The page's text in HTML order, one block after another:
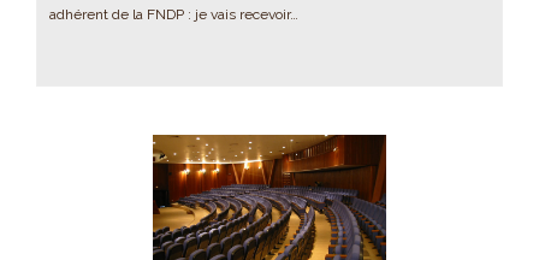
adhérent de la FNDP : je vais recevoir…